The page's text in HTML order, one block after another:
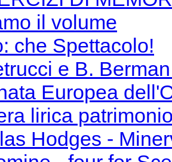
lirica
Hodges -
- four for
Omaggio a
spettacolo e
30/03